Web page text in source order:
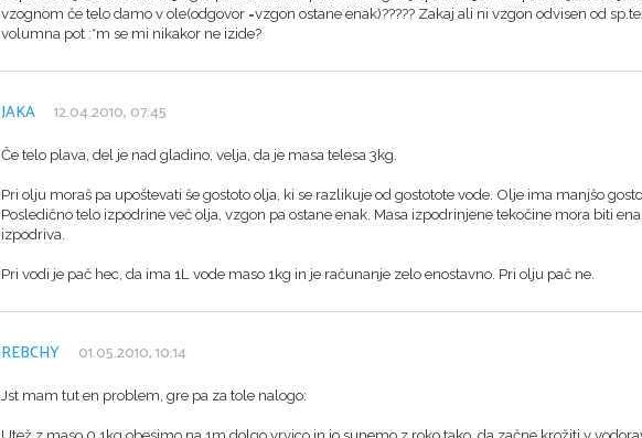
vzognom če telo damo v ole(odgovor =vzgon ostane enak)????? Zakaj ali ni vzgon odvisen od
volumna pot :*m se mi nikakor ne izide?
JAKA 12.04.2010, 07:45
Če telo plava, del je nad gladino, velja, da je masa telesa 3kg.
Pri olju moraš pa upoštevati še gostoto olja, ki se razlikuje od gostotote vode. Olje ima manjšo
Posledično telo izpodrine več olja, vzgon pa ostane enak. Masa izpodrinjene tekočine mora biti
izpodriva.
Pri vodi je pač hec, da ima 1L vode maso 1kg in je računanje zelo enostavno. Pri olju pač ne.
REBCHY 01.05.2010, 10:14
Jst mam tut en problem, gre pa za tole nalogo: